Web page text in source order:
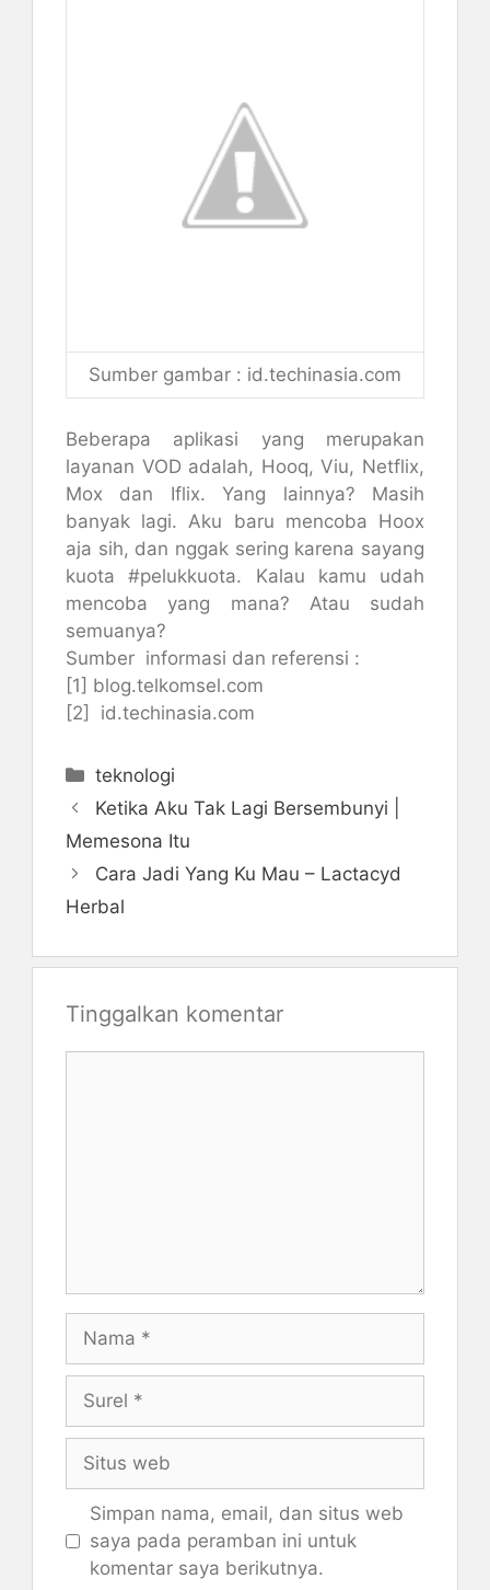
Sumber gambar : id.techinasia.com
Beberapa aplikasi yang merupakan
layanan VOD adalah, Hooq, Viu, Netflix,
Mox dan Iflix. Yang lainnya? Masih
banyak lagi. Aku baru mencoba Hoox
aja sih, dan nggak sering karena sayang
kuota #pelukkuota. Kalau kamu udah
mencoba yang mana? Atau sudah
semuanya?
Sumber informasi dan referensi :
[1] blog.telkomsel.com
[2] id.techinasia.com
Kategori
teknologi
Ketika Aku Tak Lagi Bersembunyi |
Memesona Itu
Cara Jadi Yang Ku Mau – Lactacyd
Herbal
Tinggalkan komentar
web
Simpan nama, email, dan situs web
saya pada peramban ini untuk
komentar saya berikutnya.